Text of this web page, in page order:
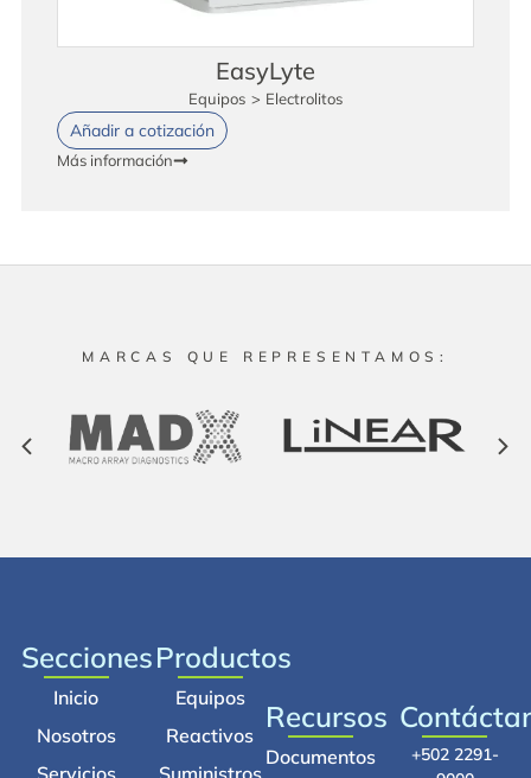
EasyLyte
Equipos > Electrolitos
Añadir a cotización
Más información
MARCAS QUE REPRESENTAMOS:
Secciones
Inicio
Nosotros
Productos
Equipos
Reactivos
Recursos
Documentos
+502 2291-